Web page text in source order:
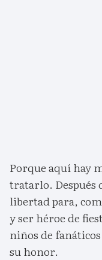
Porque aquí hay
tratarlo. Después
libertad para,
y ser héroe de
niños de
su honor.